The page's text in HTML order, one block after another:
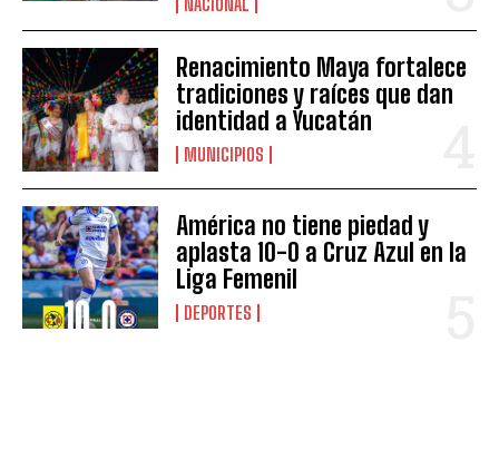
NACIONAL
Renacimiento Maya fortalece
tradiciones y raíces que dan
identidad a Yucatán
MUNICIPIOS
América no tiene piedad y
aplasta 10-0 a Cruz Azul en la
Liga Femenil
DEPORTES